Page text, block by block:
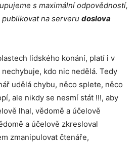
s maximální odpovědností,
na serveru doslova
lidského konání, platí i v
kdo nic nedělá. Tedy
udělá chybu, něco splete, něco
ale nikdy se nesmí stát !!!, aby
lhal, vědomě a účelově
a účelově zkresloval
zmanipulovat čtenáře,